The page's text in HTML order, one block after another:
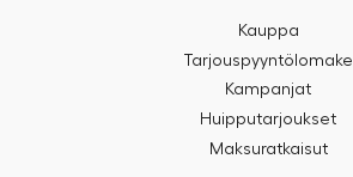
Kauppa
Tarjouspyyntölomake
Kampanjat
Huipputarjoukset
Maksuratkaisut